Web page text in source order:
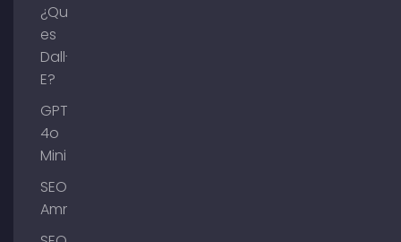
¿Qué
es
Dall-
E?
GPT-
4o
Mini
SEO
Ammersee